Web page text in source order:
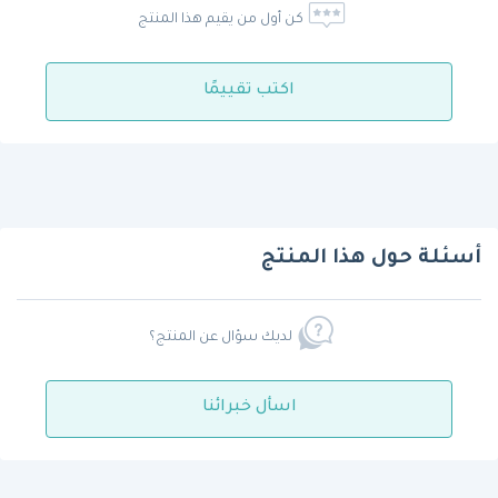
كن أول من يقيم هذا المنتج
اكتب تقييمًا
أسئلة حول هذا المنتج
لديك سؤال عن المنتج؟
اسأل خبرائنا